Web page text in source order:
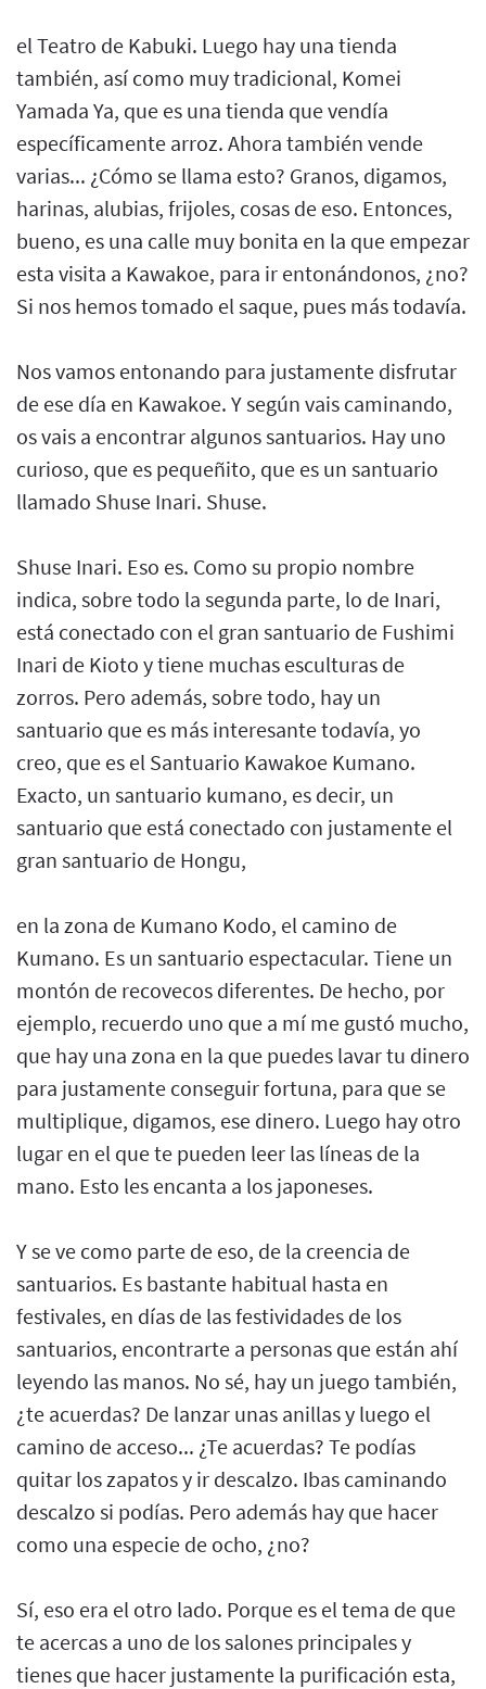
el Teatro de Kabuki. Luego hay una tienda
también, así como muy tradicional, Komei
Yamada Ya, que es una tienda que vendía
específicamente arroz. Ahora también vende
varias... ¿Cómo se llama esto? Granos, digamos,
harinas, alubias, frijoles, cosas de eso. Entonces,
bueno, es una calle muy bonita en la que empezar
esta visita a Kawakoe, para ir entonándonos, ¿no?
Si nos hemos tomado el saque, pues más todavía.
Nos vamos entonando para justamente disfrutar
de ese día en Kawakoe. Y según vais caminando,
os vais a encontrar algunos santuarios. Hay uno
curioso, que es pequeñito, que es un santuario
llamado Shuse Inari. Shuse.
Shuse Inari. Eso es. Como su propio nombre
indica, sobre todo la segunda parte, lo de Inari,
está conectado con el gran santuario de Fushimi
Inari de Kioto y tiene muchas esculturas de
zorros. Pero además, sobre todo, hay un
santuario que es más interesante todavía, yo
creo, que es el Santuario Kawakoe Kumano.
Exacto, un santuario kumano, es decir, un
santuario que está conectado con justamente el
gran santuario de Hongu,
en la zona de Kumano Kodo, el camino de
Kumano. Es un santuario espectacular. Tiene un
montón de recovecos diferentes. De hecho, por
ejemplo, recuerdo uno que a mí me gustó mucho,
que hay una zona en la que puedes lavar tu dinero
para justamente conseguir fortuna, para que se
multiplique, digamos, ese dinero. Luego hay otro
lugar en el que te pueden leer las líneas de la
mano. Esto les encanta a los japoneses.
Y se ve como parte de eso, de la creencia de
santuarios. Es bastante habitual hasta en
festivales, en días de las festividades de los
santuarios, encontrarte a personas que están ahí
leyendo las manos. No sé, hay un juego también,
¿te acuerdas? De lanzar unas anillas y luego el
camino de acceso... ¿Te acuerdas? Te podías
quitar los zapatos y ir descalzo. Ibas caminando
descalzo si podías. Pero además hay que hacer
como una especie de ocho, ¿no?
Sí, eso era el otro lado. Porque es el tema de que
te acercas a uno de los salones principales y
tienes que hacer justamente la purificación esta,